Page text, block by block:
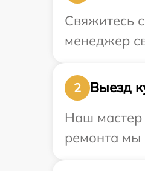
Свяжитесь
менеджер
2
Выезд
Наш мастер
ремонта мы